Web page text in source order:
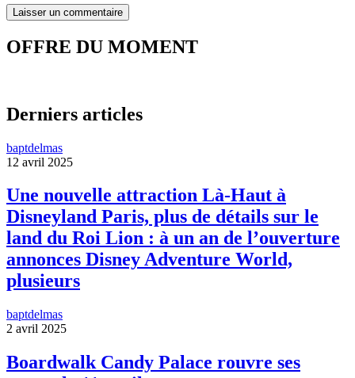
OFFRE DU MOMENT
Derniers articles
baptdelmas
12 avril 2025
Une nouvelle attraction Là-Haut à
Disneyland Paris, plus de détails sur le
land du Roi Lion : à un an de l’ouverture
annonces Disney Adventure World,
plusieurs
baptdelmas
2 avril 2025
Boardwalk Candy Palace rouvre ses